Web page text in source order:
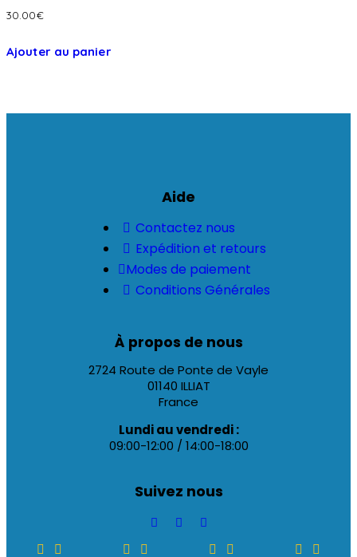
30.00€
Ajouter au panier
Aide
Contactez nous
Expédition et retours
Modes de paiement
Conditions Générales
À propos de nous
2724 Route de Ponte de Vayle
01140 ILLIAT
France
Lundi au vendredi :
09:00-12:00 / 14:00-18:00
Suivez nous